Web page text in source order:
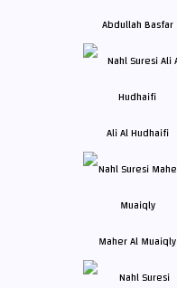
Abdullah Basfar
Ali Al Hudhaifi
Maher Al Muaiqly